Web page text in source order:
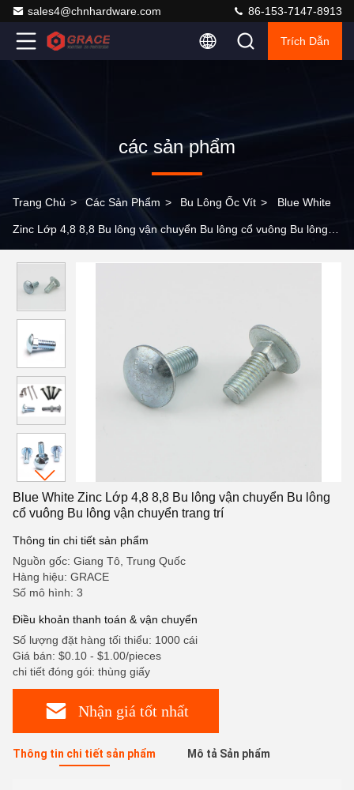
sales4@chnhardware.com 86-153-7147-8913
Trích Dẫn
các sản phẩm
Trang Chủ > Các Sản Phẩm > Bu Lông Ốc Vít > Blue White
Zinc Lớp 4,8 8,8 Bu lông vận chuyển Bu lông cổ vuông Bu lông
Blue White Zinc Lớp 4,8 8,8 Bu lông vận chuyển Bu lông
cổ vuông Bu lông vận chuyển trang trí
Thông tin chi tiết sản phẩm
Nguồn gốc: Giang Tô, Trung Quốc
Hàng hiệu: GRACE
Số mô hình: 3
Điều khoản thanh toán & vận chuyển
Số lượng đặt hàng tối thiểu: 1000 cái
Giá bán: $0.10 - $1.00/pieces
chi tiết đóng gói: thùng giấy
Nhận giá tốt nhất
Thông tin chi tiết sản phẩm Mô tả Sản phẩm